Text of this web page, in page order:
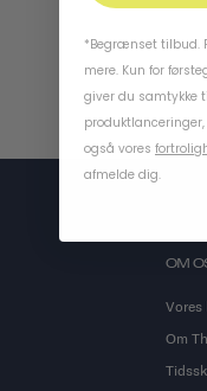
OM
Vores
Om
*Begrænset tilbud.
mere. Kun for
giver du samtykke
også vores
afmelde dig.